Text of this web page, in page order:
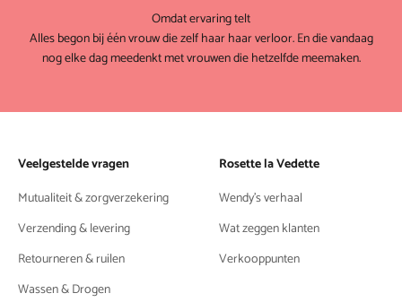
Omdat ervaring telt
Alles begon bij één vrouw die zelf haar haar verloor. En die vandaag
nog elke dag meedenkt met vrouwen die hetzelfde meemaken.
Veelgestelde vragen
Mutualiteit & zorgverzekering
Verzending & levering
Retourneren & ruilen
Wassen & Drogen
Rosette la Vedette
Wendy's verhaal
Wat zeggen klanten
Verkooppunten